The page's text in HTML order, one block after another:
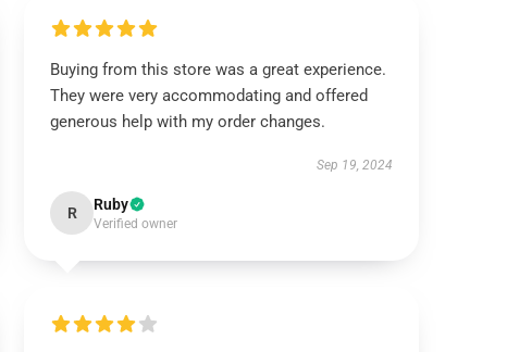
Buying from this store was a great experience.
They were very accommodating and offered
generous help with my order changes.
Sep 19, 2024
R Ruby
Verified owner